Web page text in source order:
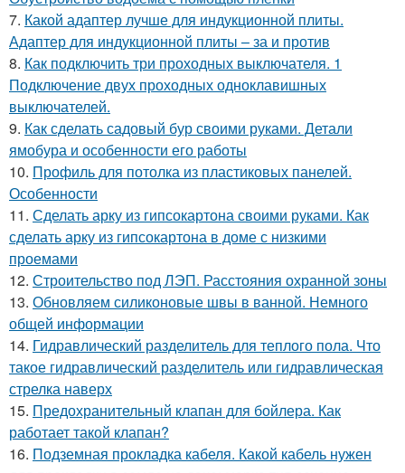
7. Какой адаптер лучше для индукционной плиты.
Адаптер для индукционной плиты – за и против
8. Как подключить три проходных выключателя. 1
Подключение двух проходных одноклавишных
выключателей.
9. Как сделать садовый бур своими руками. Детали
ямобура и особенности его работы
10. Профиль для потолка из пластиковых панелей.
Особенности
11. Сделать арку из гипсокартона своими руками. Как
сделать арку из гипсокартона в доме с низкими
проемами
12. Строительство под ЛЭП. Расстояния охранной зоны
13. Обновляем силиконовые швы в ванной. Немного
общей информации
14. Гидравлический разделитель для теплого пола. Что
такое гидравлический разделитель или гидравлическая
стрелка наверх
15. Предохранительный клапан для бойлера. Как
работает такой клапан?
16. Подземная прокладка кабеля. Какой кабель нужен